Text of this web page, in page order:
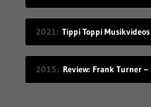
2021 Tippi Toppi Musikvideos
2015